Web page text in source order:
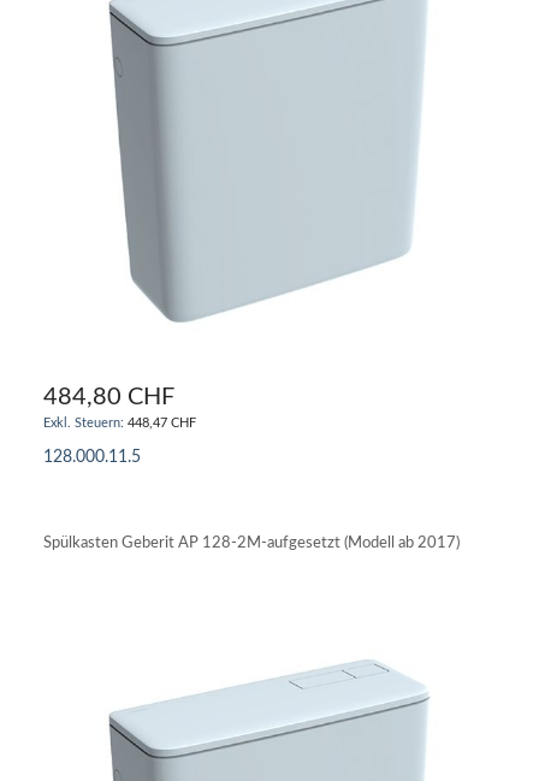
484,80 CHF
448,47 CHF
128.000.11.5
Spülkasten Geberit AP 128-2M-aufgesetzt (Modell ab 2017)